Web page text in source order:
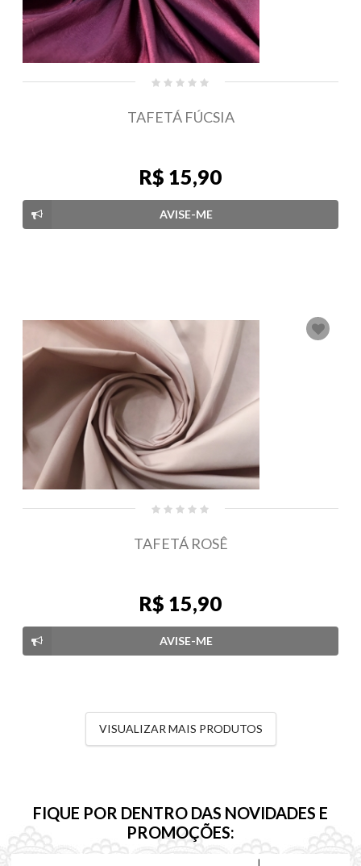
TAFETÁ FÚCSIA
R$ 15,90
AVISE-ME
TAFETÁ ROSÊ
R$ 15,90
AVISE-ME
VISUALIZAR MAIS PRODUTOS
FIQUE POR DENTRO DAS NOVIDADES E
PROMOÇÕES: